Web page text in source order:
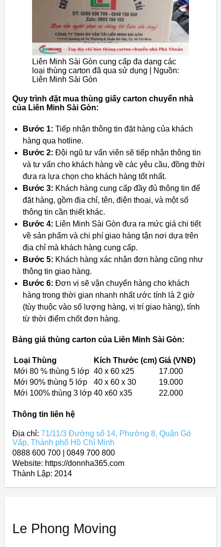
Liên Minh Sài Gòn cung cấp đa dạng các
loại thùng carton đã qua sử dụng | Nguồn:
Liên Minh Sài Gòn
Quy trình đặt mua thùng giấy carton chuyển nhà
của Liên Minh Sài Gòn:
Bước 1: Tiếp nhận thông tin đặt hàng của khách
hàng qua hotline.
Bước 2: Đội ngũ tư vấn viên sẽ tiếp nhận thông tin
và tư vấn cho khách hàng về các yêu cầu, đồng thời
đưa ra lựa chọn cho khách hàng tốt nhất.
Bước 3: Khách hàng cung cấp đầy đủ thông tin để
đặt hàng, gồm địa chỉ, tên, điện thoại, và một số
thông tin cần thiết khác.
Bước 4: Liên Minh Sài Gòn đưa ra mức giá chi tiết
về sản phẩm và chi phí giao hàng tận nơi dựa trên
địa chỉ mà khách hàng cung cấp.
Bước 5: Khách hàng xác nhận đơn hàng cũng như
thông tin giao hàng.
Bước 6: Đơn vị sẽ vận chuyển hàng cho khách
hàng trong thời gian nhanh nhất ước tính là 2 giờ
(tùy thuộc vào số lượng hàng, vị trí giao hàng), tính
từ thời điểm chốt đơn hàng.
Bảng giá thùng carton của Liên Minh Sài Gòn:
Loại Thùng Kích Thước (cm) Giá (VNĐ)
Mới 80 % thùng 5 lớp 40 x 60 x25
17.000
Mới 90% thùng 5 lớp
40 x 60 x 30
19.000
Mới 100% thùng 3 lớp 40 x60 x35 22.000
Thông tin liên hệ
Địa chỉ: 71/11/3 Đường số 14, Phường 8, Quận Gò
Vấp, Thành phố Hồ Chí Minh
0888 600 700 | 0849 700 800
Website: https://donnha365.com
Thành Lập: 2014
Le Phong Moving